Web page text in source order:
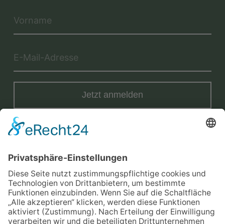
Jetzt anmelden
Mit der Eintragung in dem Newsletter erkläre ich mich mit der
Datenschutzerklärungvon Terraristik District einverstanden.